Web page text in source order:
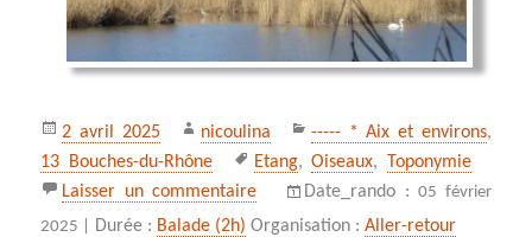
Publié
le
2 avril 2025 Auteur
nicoulina Catégories
----- * Aix et environs,
13 Bouches-du-Rhône
Mots-
clés
Etang,Oiseaux, Toponymie
Laisser un commentaire sur L’étang des Jonquiers
Date_rando :05 février
2025 |
Durée : Balade (2h) Organisation :Aller-retour